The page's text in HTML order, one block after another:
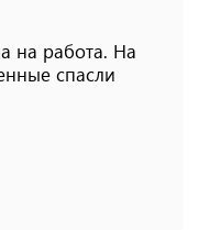
на работа. На
спасли